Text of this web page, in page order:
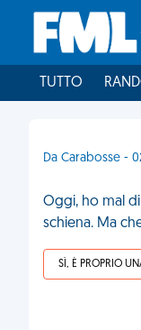
TUTTO
Da Carabosse -
Oggi, ho mal
schiena. Ma
SÌ, È PROPRIO